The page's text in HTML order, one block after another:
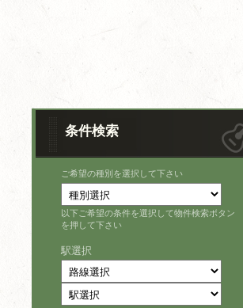
条件検索
ご希望の種別を選択して下さい
以下ご希望の条件を選択して物件検索ボタン
を押して下さい
駅選択